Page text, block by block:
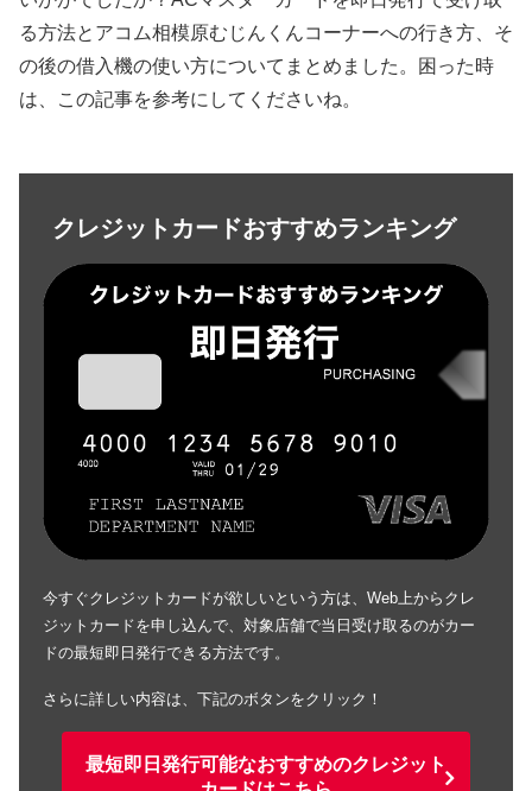
る方法とアコム相模原むじんくんコーナーへの行き方、そ
の後の借入機の使い方についてまとめました。困った時
は、この記事を参考にしてくださいね。
クレジットカードおすすめランキング
今すぐクレジットカードが欲しいという方は、Web上からクレ
ジットカードを申し込んで、対象店舗で当日受け取るのがカー
ドの最短即日発行できる方法です。
さらに詳しい内容は、下記のボタンをクリック！
最短即日発行可能なおすすめのクレジット